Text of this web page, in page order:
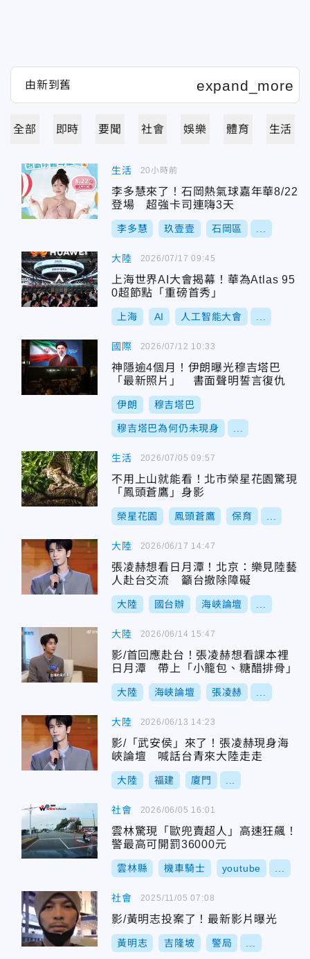
全部 即時 要聞 社會 娛樂 體育 生活
生活
李多慧來了！石岡熱氣球嘉年華8/22
登場 超強卡司連嗨3天
李多慧 玖壹壹 石岡區
20小時前
大陸
上海世界AI大會揭幕！華為Atlas 95
0超節點「重磅首秀」
上海 AI 人工智能大會
2026/07/17 09:45
國際
神隱逾4個月！伊朗曝光穆吉塔巴
「最新照片」 書面聲明誓言復仇
伊朗 穆吉塔巴
穆吉塔巴為何仍未現身
2026/07/12 10:33
生活
不用上山就能看！北市榮星花園驚現
「鳳頭蒼鷹」身影
榮星花園 鳳頭蒼鷹 保育
2026/07/05 09:57
大陸
張凌赫想看日月潭！北京：樂見陸藝
人赴台交流 籲台撤除障礙
大陸 國台辦 海峽論壇
2026/06/17 14:47
大陸
影/首回應赴台！張凌赫想看課本裡
日月潭 帶上「小籠包、糖醋排骨」
大陸 海峽論壇 張凌赫
2026/06/14 15:47
大陸
影/「武安侯」來了！張凌赫現身海
峽論壇 喊話台青來大陸走走
大陸 福建 廈門
2026/06/13 14:23
社會
雲林驚現「歐兜賣超人」高速狂飆！
警最高可開罰36000元
雲林縣 機車騎士 youtube
2026/06/05 16:01
社會
影/黃明志投案了！最新影片曝光
黃明志 吉隆坡 警局
2025/11/05 07:08